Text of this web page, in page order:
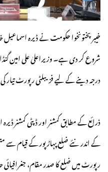
خیبرپختونخوا حکومت نے ڈیرہ
شروع کر دی ہے۔ وزیراعلیٰ علی امین
درجہ دینے کے لیے فزیبلٹی رپورٹ
ذرائع کے مطابق کمشنر اور ڈپٹی کمشنر
کے اندر نئے ضلع پہاڑپور کے قیام
رپورٹ میں ضلع کا صدر مقام، جغرافیائی